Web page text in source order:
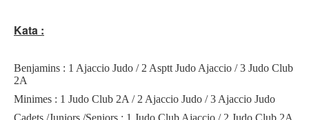
Kata :
Benjamins : 1 Ajaccio Judo / 2 Asptt Judo Ajaccio / 3 Judo Club
2A
Minimes : 1 Judo Club 2A / 2 Ajaccio Judo / 3 Ajaccio Judo
Cadets /Juniors /Seniors : 1 Judo Club Ajaccio / 2 Judo Club 2A